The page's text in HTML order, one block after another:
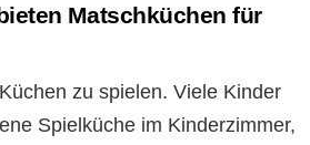
Matschküchen für
zu spielen. Viele Kinder
Spielküche im Kinderzimmer,